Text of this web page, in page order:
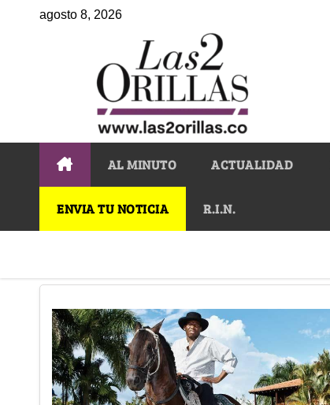
agosto 8, 2026
AL MINUTO ACTUALIDAD
ENVIA TU NOTICIA R.I.N.